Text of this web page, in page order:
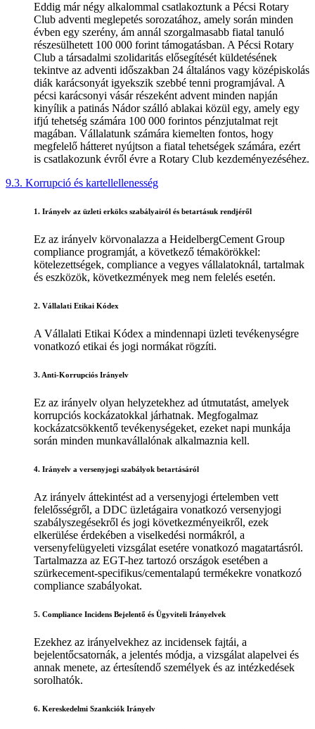
Eddig már négy alkalommal csatlakoztunk a Pécsi Rotary
Club adventi meglepetés sorozatához, amely során minden
évben egy szerény, ám annál szorgalmasabb fiatal tanuló
részesülhetett 100 000 forint támogatásban. A Pécsi Rotary
Club a társadalmi szolidaritás elősegítését küldetésének
tekintve az adventi időszakban 24 általános vagy középiskolás
diák karácsonyát igyekszik szebbé tenni programjával. A
pécsi karácsonyi vásár részeként advent minden napján
kinyílik a patinás Nádor szálló ablakai közül egy, amely egy
ifjú tehetség számára 100 000 forintos pénzjutalmat rejt
magában. Vállalatunk számára kiemelten fontos, hogy
megfelelő hátteret nyújtson a fiatal tehetségek számára, ezért
is csatlakozunk évről évre a Rotary Club kezdeményezéséhez.
9.3. Korrupció és kartellellenesség
1. Irányelv az üzleti erkölcs szabályairól és betartásuk rendjéről
Ez az irányelv körvonalazza a HeidelbergCement Group
compliance programját, a következő témakörökkel:
kötelezettségek, compliance a vegyes vállalatoknál, tartalmak
és eszközök, következmények meg nem felelés esetén.
2. Vállalati Etikai Kódex
A Vállalati Etikai Kódex a mindennapi üzleti tevékenységre
vonatkozó etikai és jogi normákat rögzíti.
3. Anti-Korrupciós Irányelv
Ez az irányelv olyan helyzetekhez ad útmutatást, amelyek
korrupciós kockázatokkal járhatnak. Megfogalmaz
kockázatcsökkentő tevékenységeket, ezeket napi munkája
során minden munkavállalónak alkalmaznia kell.
4. Irányelv a versenyjogi szabályok betartásáról
Az irányelv áttekintést ad a versenyjogi értelemben vett
felelősségről, a DDC üzletágaira vonatkozó versenyjogi
szabályszegésekről és jogi következményeikről, ezek
elkerülése érdekében a viselkedési normákról, a
versenyfelügyeleti vizsgálat esetére vonatkozó magatartásról.
Tartalmazza az EGT-hez tartozó országok esetében a
szürkecement-specifikus/cementalapú termékekre vonatkozó
compliance szabályokat.
5. Compliance Incidens Bejelentő és Ügyviteli Irányelvek
Ezekhez az irányelvekhez az incidensek fajtái, a
bejelentőcsatornák, a jelentés módja, a vizsgálat alapelvei és
annak menete, az értesítendő személyek és az intézkedések
sorolhatók.
6. Kereskedelmi Szankciók Irányelv